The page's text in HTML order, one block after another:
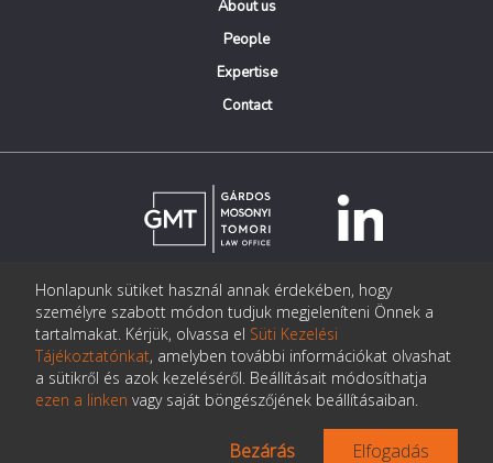
About us
People
Expertise
Contact
© Copyright Gárdos Mosonyi Tomori Ügyvédi Iroda
postmaster@gmtlegal.hu
Data privacy notice
Made the page:Pentacom
Honlapunk sütiket használ annak érdekében, hogy
személyre szabott módon tudjuk megjeleníteni Önnek a
tartalmakat. Kérjük, olvassa el Süti Kezelési
Tájékoztatónkat, amelyben további információkat olvashat
a sütikről és azok kezeléséről. Beállításait módosíthatja
ezen a linken vagy saját böngészőjének beállításaiban.
Bezárás Elfogadás